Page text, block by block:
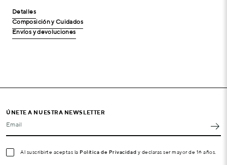
Detalles
Composición y Cuidados
Envíos y devoluciones
ÚNETE A NUESTRA NEWSLETTER
Email
Al suscribirte aceptas la Política de Privacidad y declaras ser mayor de 16 años.